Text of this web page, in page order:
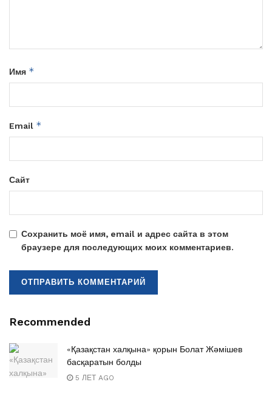
Имя *
Email *
Сайт
Сохранить моё имя, email и адрес сайта в этом
браузере для последующих моих комментариев.
Recommended
«Қазақстан халқына» қорын Болат Жәмішев
басқаратын болды
5 ЛЕТ AGO